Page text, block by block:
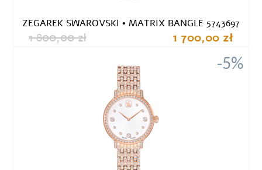
ZEGAREK SWAROVSKI • MATRIX BANGLE 5743697
1 800,00 zł 1 700,00 zł
-5%